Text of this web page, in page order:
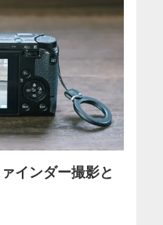
インダー撮影と